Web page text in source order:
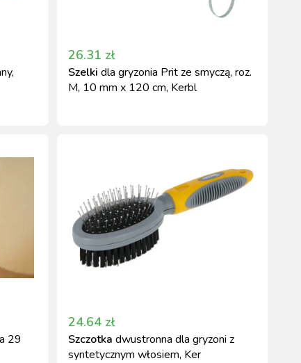
26.31 zł
Szelki dla gryzonia Prit ze smyczą, roz.
M, 10 mm x 120 cm, Kerbl
29
24.64 zł
Szczotka dwustronna dla gryzoni z
syntetycznym włosiem, Ker